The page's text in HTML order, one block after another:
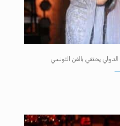
يحتفي بالفن التونسي